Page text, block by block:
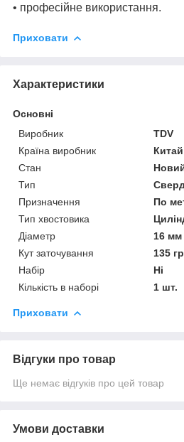
• професійне використання.
Приховати
Характеристики
Основні
Виробник
TDV
Країна виробник
Китай
Стан
Тип
Призначення
По
Тип хвостовика
Діаметр
16 мм
Кут заточування
135
Набір
Ні
Кількість в наборі
1 шт.
Приховати
Відгуки про товар
Ще немає відгуків про цей товар
Умови доставки